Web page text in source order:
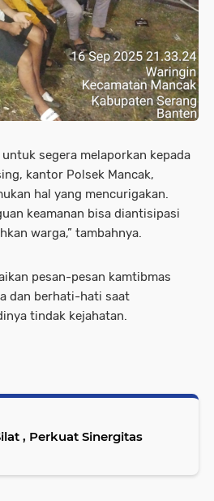
segera melaporkan kepada
kantor Polsek Mancak,
hal yang mencurigakan.
keamanan bisa diantisipasi
warga,” tambahnya.
pesan-pesan kamtibmas
dan berhati-hati saat
tindak kejahatan.
, Perkuat Sinergitas